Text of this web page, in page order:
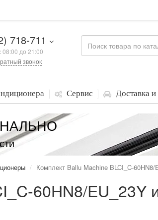
718-711
08:00 до 21:00
звонок
Сервис Доставка и
Комплект Ballu Machine BLCI_C-60HN8/
60HN8/EU_23Y